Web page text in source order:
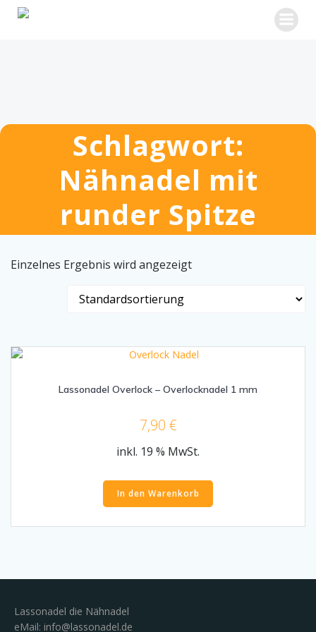
Schlagwort:
Nähnadel mit
runder Spitze
Einzelnes Ergebnis wird angezeigt
Lassonadel Overlock – Overlocknadel 1 mm
7,90 €
inkl. 19 % MwSt.
In den Warenkorb
Lassonadel die Nähnadel
eMail: info@lassonadel.de